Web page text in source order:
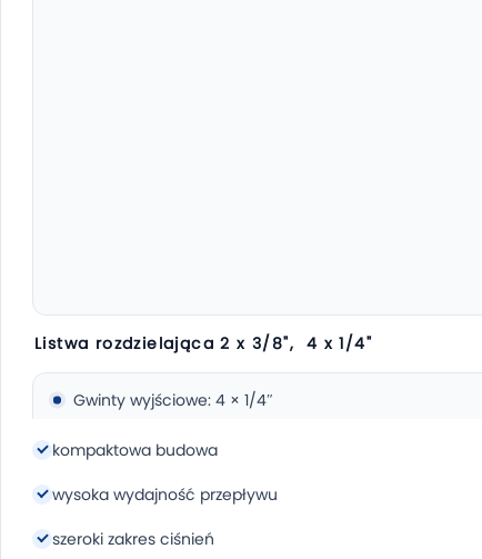
Listwa rozdzielająca 2 x 3/8", 4 x 1/4"
Gwinty wyjściowe: 4 × 1/4″
Rozstaw między przyłączami: 35 mm
Wymiary: 170x35x28 mm
Rozstaw otworów montażowych: 80 mm
kompaktowa budowa
wysoka wydajność przepływu
szeroki zakres ciśnień